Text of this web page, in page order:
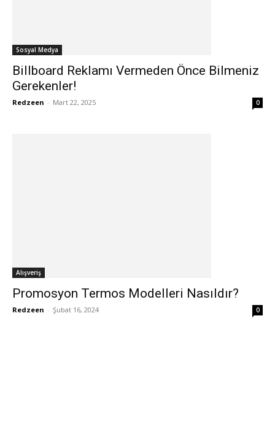
Sosyal Medya
Billboard Reklamı Vermeden Önce Bilmeniz
Gerekenler!
Redzeen - Mart 22, 2025 0
Alışveriş
Promosyon Termos Modelleri Nasıldır?
Redzeen - Şubat 16, 2024 0